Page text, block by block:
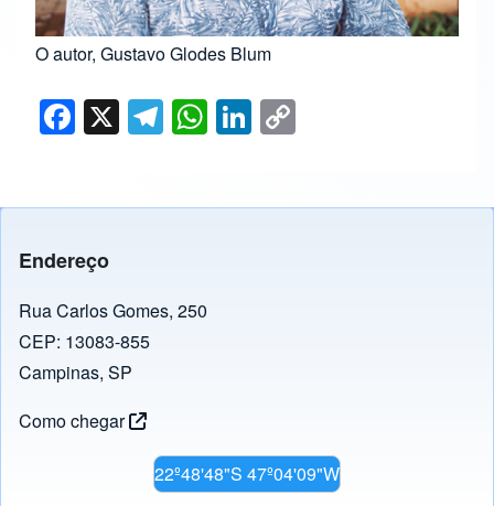
O autor, Gustavo Glodes Blum
F
a
e
b
o
o
k
X T
el
gr
W
h
s
Li
n
e y
Endereço
Rua Carlos Gomes, 250
CEP: 13083-855
Campinas, SP
Como chegar
22º48'48"S 47º04'09"W